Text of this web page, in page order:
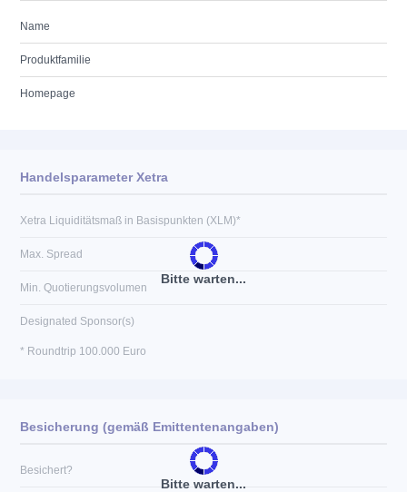
Name
Produktfamilie
Homepage
Bitte warten...
Handelsparameter Xetra
Xetra Liquiditätsmaß in Basispunkten (XLM)*
Max. Spread
Min. Quotierungsvolumen
Designated Sponsor(s)
* Roundtrip 100.000 Euro
Bitte warten...
Besicherung (gemäß Emittentenangaben)
Besichert?